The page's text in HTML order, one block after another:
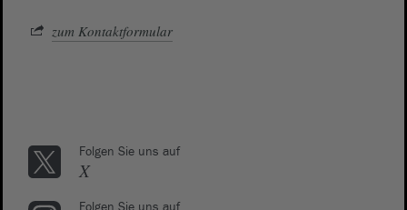
zum Kontaktformular
Folgen Sie uns auf
X